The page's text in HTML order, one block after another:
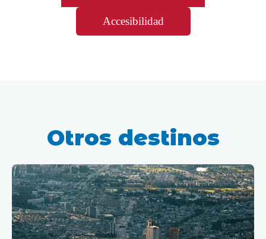
Accesibilidad
Otros destinos